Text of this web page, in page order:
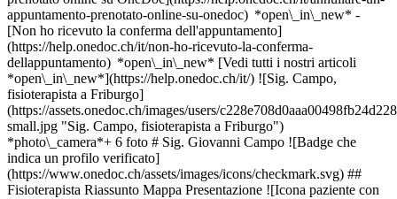
appuntamento-prenotato-online-su-onedoc) *open\_in\_new* -
[Non ho ricevuto la conferma dell'appuntamento]
(https://help.onedoc.ch/it/non-ho-ricevuto-la-conferma-
dellappuntamento) *open\_in\_new* [Vedi tutti i nostri articoli
*open\_in\_new*](https://help.onedoc.ch/it/) ![Sig. Campo,
fisioterapista a Friburgo]
(https://assets.onedoc.ch/images/users/
small.jpg "Sig. Campo, fisioterapista a Friburgo")
*photo\_camera*+ 6 foto # Sig. Giovanni Campo ![Badge che
indica un profilo verificato]
(https://www.onedoc.ch/assets/images/icons/checkmark.svg) ##
Fisioterapista Riassunto Mappa Presentazione ![Icona paziente con